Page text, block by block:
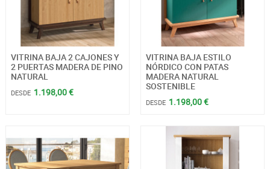
VITRINA BAJA 2 CAJONES Y
2 PUERTAS MADERA DE PINO
NATURAL
DESDE 1.198,00 €
VITRINA BAJA ESTILO
NÓRDICO CON PATAS
MADERA NATURAL
SOSTENIBLE
DESDE 1.198,00 €